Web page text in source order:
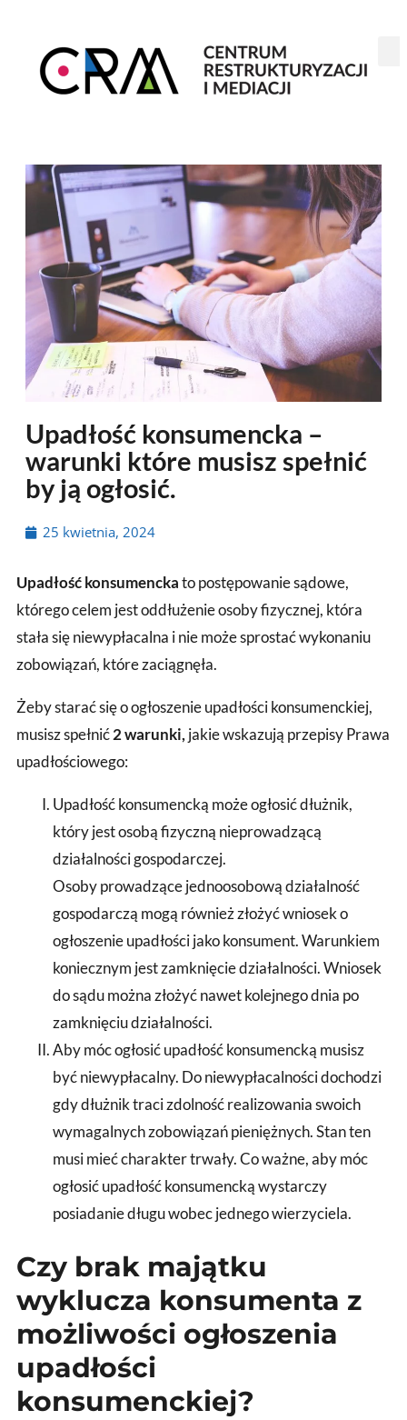
Upadłość konsumencka –
warunki które musisz spełnić
by ją ogłosić.
25 kwietnia, 2024
Upadłość konsumenckato postępowanie sądowe,
którego celem jest oddłużenie osoby fizycznej, która
stała się niewypłacalna i nie może sprostać wykonaniu
zobowiązań, które zaciągnęła.
Żeby starać się o ogłoszenie upadłości konsumenckiej,
musisz spełnić2 warunki,jakie wskazują przepisy Prawa
upadłościowego:
Upadłość konsumencką może ogłosić dłużnik,
który jest osobą fizyczną nieprowadzącą
działalności gospodarczej.
Osoby prowadzące jednoosobową działalność
gospodarczą mogą również złożyć wniosek o
ogłoszenie upadłości jako konsument. Warunkiem
koniecznym jest zamknięcie działalności. Wniosek
do sądu można złożyć nawet kolejnego dnia po
zamknięciu działalności.
Aby móc ogłosić upadłość konsumencką musisz
być niewypłacalny. Do niewypłacalności dochodzi
gdy dłużnik traci zdolność realizowania swoich
wymagalnych zobowiązań pieniężnych. Stan ten
musi mieć charakter trwały. Co ważne, aby móc
ogłosić upadłość konsumencką wystarczy
posiadanie długu wobec jednego wierzyciela.
Czy brak majątku
wyklucza konsumenta z
możliwości ogłoszenia
upadłości
konsumenckiej?